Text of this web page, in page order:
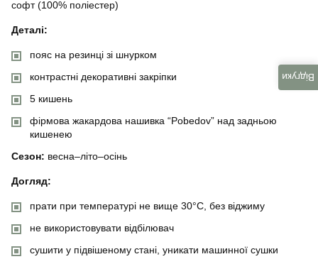
софт (100% поліестер)
Деталі:
пояс на резинці зі шнурком
контрастні декоративні закріпки
5 кишень
фірмова жакардова нашивка “Pobedov” над задньою
кишенею
Сезон: весна–літо–осінь
Догляд:
прати при температурі не вище 30°C, без віджиму
не використовувати відбілювач
сушити у підвішеному стані, уникати машинної сушки
Відгуки